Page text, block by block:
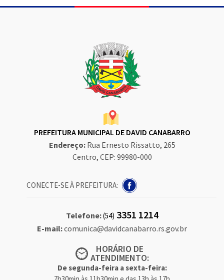
PREFEITURA MUNICIPAL DE DAVID CANABARRO
Endereço: Rua Ernesto Rissatto, 265
Centro, CEP: 99980-000
CONECTE-SE À PREFEITURA:
Telefone:(54) 3351 1214
E-mail:comunica@davidcanabarro.rs.gov.br
HORÁRIO DE
ATENDIMENTO:
De segunda-feira a sexta-feira: